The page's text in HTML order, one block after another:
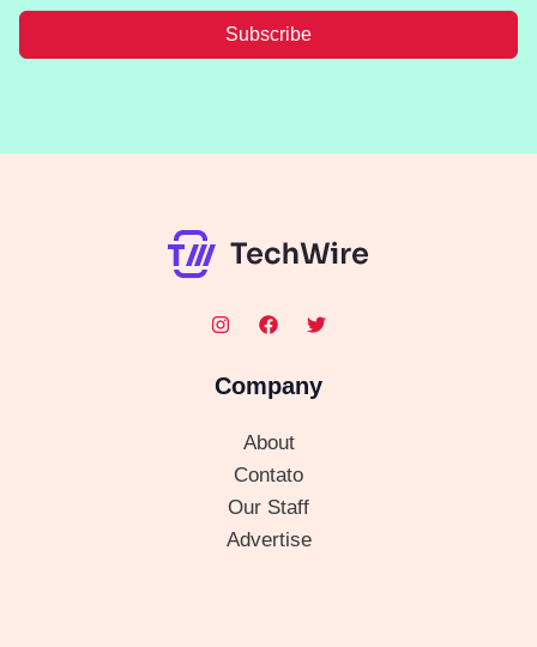
Subscribe
Company
About
Contato
Our Staff
Advertise